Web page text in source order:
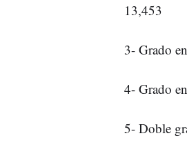
13,453
3- Grado en
4- Grado en
5- Doble